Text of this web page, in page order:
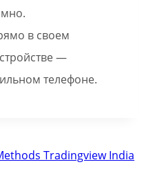
в своем
—
телефоне.
Tradingview India